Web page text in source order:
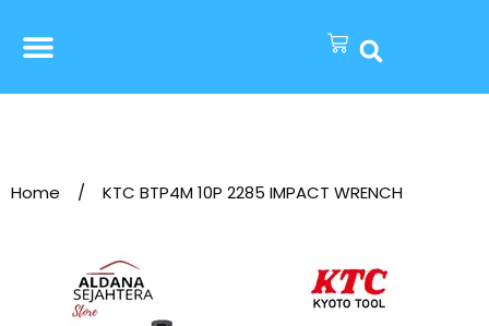
Home / KTC BTP4M 10P 2285 IMPACT WRENCH